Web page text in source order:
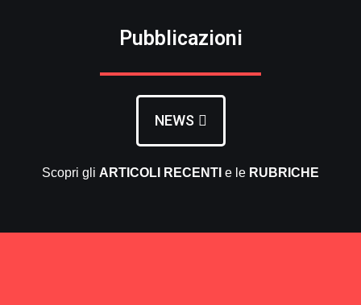
Pubblicazioni
NEWS
Scopri gli ARTICOLI RECENTI e le RUBRICHE